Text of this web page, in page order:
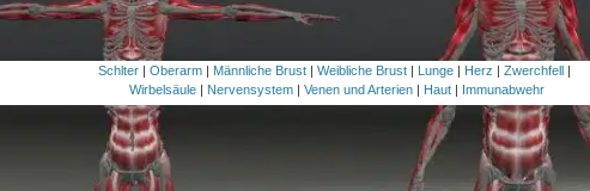
Schlter |Oberarm Männliche Brust |Weibliche Brust Lunge Herz |Zwerchfell
Wirbelsäule| Nervensystem| Venen und Arterien| Haut| Immunabwehr